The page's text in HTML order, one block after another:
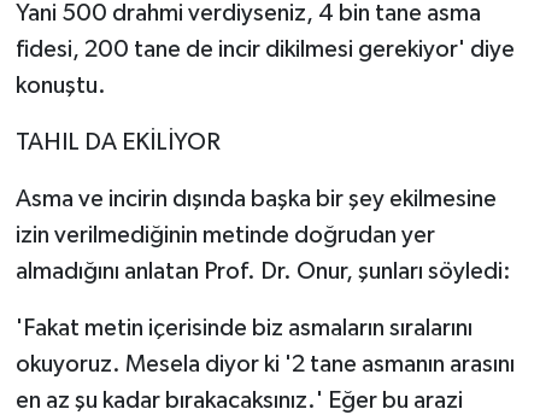
Yani 500 drahmi verdiyseniz, 4 bin tane asma
fidesi, 200 tane de incir dikilmesi gerekiyor' diye
konuştu.
TAHIL DA EKİLİYOR
Asma ve incirin dışında başka bir şey ekilmesine
izin verilmediğinin metinde doğrudan yer
almadığını anlatan Prof. Dr. Onur, şunları söyledi:
'Fakat metin içerisinde biz asmaların sıralarını
okuyoruz. Mesela diyor ki '2 tane asmanın arasını
en az şu kadar bırakacaksınız.' Eğer bu arazi